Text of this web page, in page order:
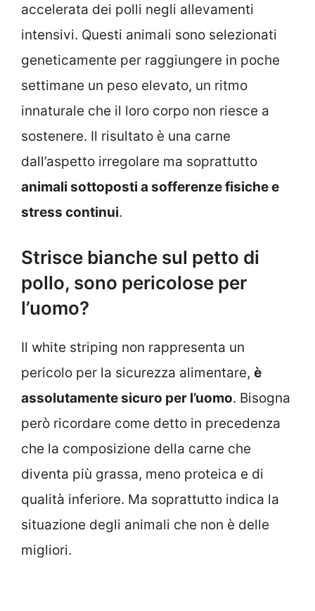
accelerata dei polli negli allevamenti
intensivi. Questi animali sono selezionati
geneticamente per raggiungere in poche
settimane un peso elevato, un ritmo
innaturale che il loro corpo non riesce a
sostenere. Il risultato è una carne
dall’aspetto irregolare ma soprattutto
animali sottoposti a sofferenze fisiche e
stress continui.
Strisce bianche sul petto di
pollo, sono pericolose per
l’uomo?
Il white striping non rappresenta un
pericolo per la sicurezza alimentare, è
assolutamente sicuro per l’uomo. Bisogna
però ricordare come detto in precedenza
che la composizione della carne che
diventa più grassa, meno proteica e di
qualità inferiore. Ma soprattutto indica la
situazione degli animali che non è delle
migliori.